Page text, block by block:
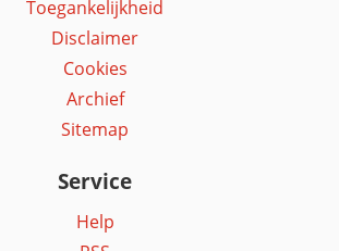
Toegankelijkheid
Disclaimer
Cookies
Archief
Sitemap
Service
Help